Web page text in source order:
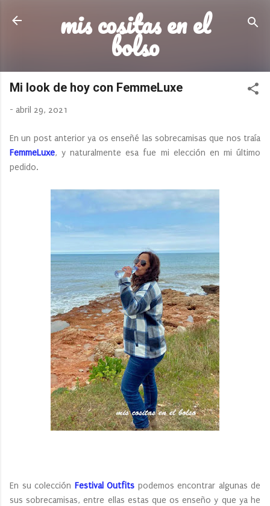
Ir al contenido principal
mis cositas en el
bolso
Mi look de hoy con FemmeLuxe
- abril 29, 2021
En un post anterior ya os enseñé las sobrecamisas que nos traía
FemmeLuxe, y naturalmente esa fue mi elección en mi último
pedido.
En su colección Festival Outfits podemos encontrar algunas de
sus sobrecamisas, entre ellas estas que os enseño y que ya he